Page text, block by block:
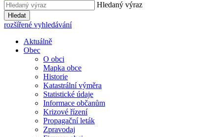
Hledaný výraz
Hledat
rozšířené vyhledávání
Aktuálně
Obec
O obci
Mapka obce
Historie
Katastrální výměra
Statistické údaje
Informace občanům
Krizové řízení
Propagační leták
Zpravodaj